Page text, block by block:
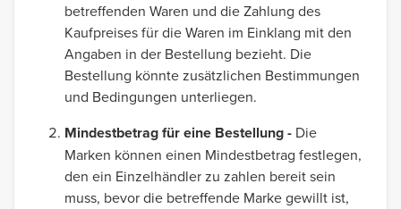
betreffenden Waren und die Zahlung des
Kaufpreises für die Waren im Einklang mit den
Angaben in der Bestellung bezieht. Die
Bestellung könnte zusätzlichen Bestimmungen
und Bedingungen unterliegen.
Mindestbetrag für eine Bestellung - Die
Marken können einen Mindestbetrag festlegen,
den ein Einzelhändler zu zahlen bereit sein
muss, bevor die betreffende Marke gewillt ist,